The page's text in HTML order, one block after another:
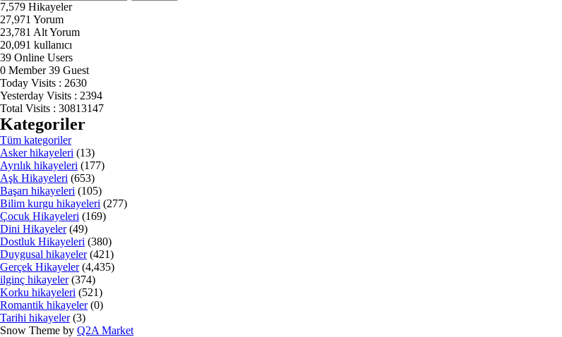
7,579 Hikayeler
27,971 Yorum
23,781 Alt Yorum
20,091 kullanıcı
39 Online Users
0 Member39 Guest
Today Visits : 2630
Yesterday Visits : 2394
Total Visits : 30813147
Kategoriler
Tüm kategoriler
Asker hikayeleri (13)
Ayrılık hikayeleri (177)
Aşk Hikayeleri (653)
Başarı hikayeleri (105)
Bilim kurgu hikayeleri (277)
Çocuk Hikayeleri (169)
Dini Hikayeler (49)
Dostluk Hikayeleri (380)
Duygusal hikayeler (421)
Gerçek Hikayeler (4,435)
ilginç hikayeler (374)
Korku hikayeleri (521)
Romantik hikayeler (0)
Tarihi hikayeler (3)
Snow Theme by Q2A Market